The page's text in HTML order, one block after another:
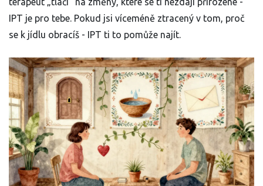
IPT je pro tebe. Pokud jsi víceméně ztracený v tom, proč
se k jídlu obracíš - IPT ti to pomůže najít.